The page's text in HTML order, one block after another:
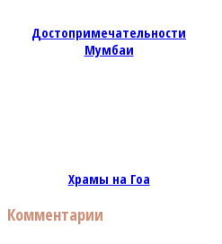
Достопримечательности
Мумбаи
Храмы на Гоа
Комментарии